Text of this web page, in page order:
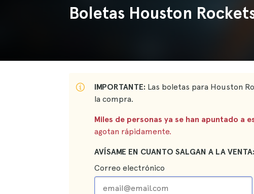
Boletas Houston
IMPORTANTE: Las boletas para Houston
la compra.
Miles de personas ya se han apuntado a
agotan rápidamente.
AVÍSAME EN CUANTO SALGAN A LA VENTA:
Correo electrónico